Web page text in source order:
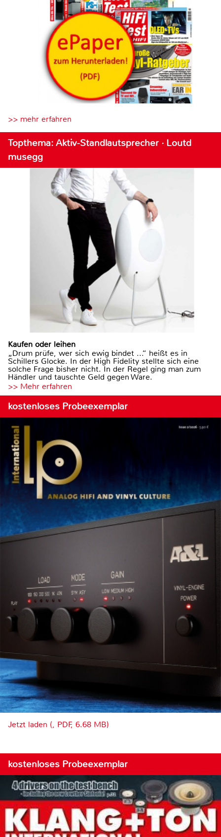
>> mehr erfahren
Topthema: Aktiv-Standlautsprecher · Loutd
musegg
Kaufen oder leihen
„Drum prüfe, wer sich ewig bindet ...“ heißt es in
Schillers Glocke. In der High Fidelity stellte sich eine
solche Frage bisher nicht. In der Regel ging man zum
Händler und tauschte Geld gegen Ware.
>> Mehr erfahren
kostenloses Probeexemplar
Jetzt laden (, PDF, 6.68 MB)
kostenloses Probeexemplar